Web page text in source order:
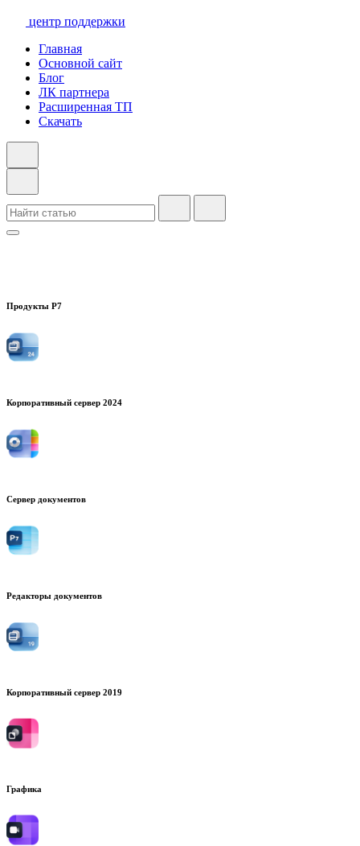
центр поддержки
Главная
Основной сайт
Блог
ЛК партнера
Расширенная ТП
Скачать
Продукты Р7
Корпоративный сервер 2024
Сервер документов
Редакторы документов
Корпоративный сервер 2019
Графика